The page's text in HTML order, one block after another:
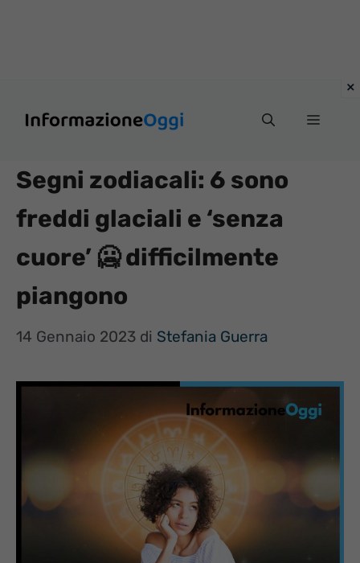
Menu
Segni zodiacali: 6 sono
freddi glaciali e ‘senza
cuore’ 🥶 difficilmente
piangono
14 Gennaio 2023 di Stefania Guerra